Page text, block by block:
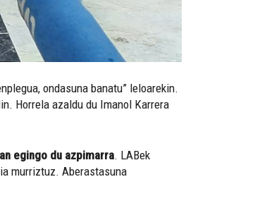
ondasuna banatu” leloarekin.
Horrela azaldu du Imanol Karrera
egingo du azpimarra. LABek
murriztuz. Aberastasuna